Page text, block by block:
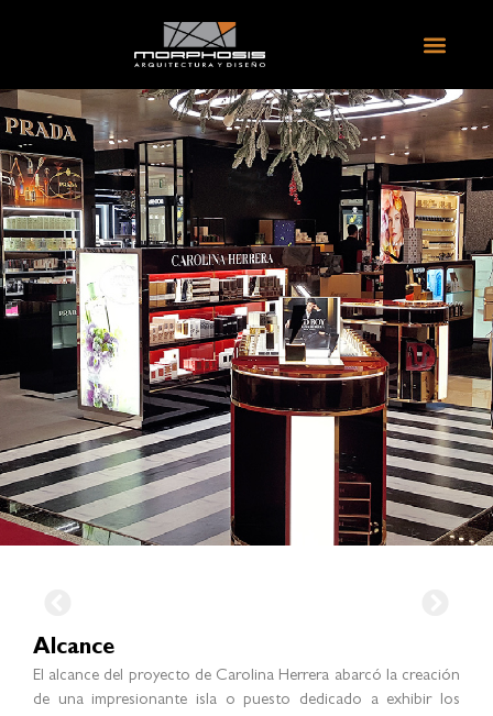
Alcance
El alcance del proyecto de Carolina Herrera abarcó la creación
de una impresionante isla o puesto dedicado a exhibir los